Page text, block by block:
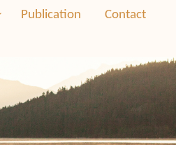
Publication Contact